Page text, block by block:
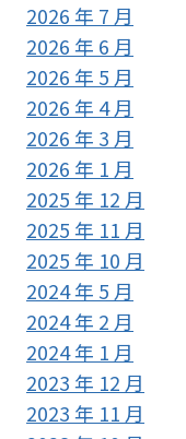
2026 年 7 月
2026 年 6 月
2026 年 5 月
2026 年 4 月
2026 年 3 月
2026 年 1 月
2025 年 12 月
2025 年 11 月
2025 年 10 月
2024 年 5 月
2024 年 2 月
2024 年 1 月
2023 年 12 月
2023 年 11 月